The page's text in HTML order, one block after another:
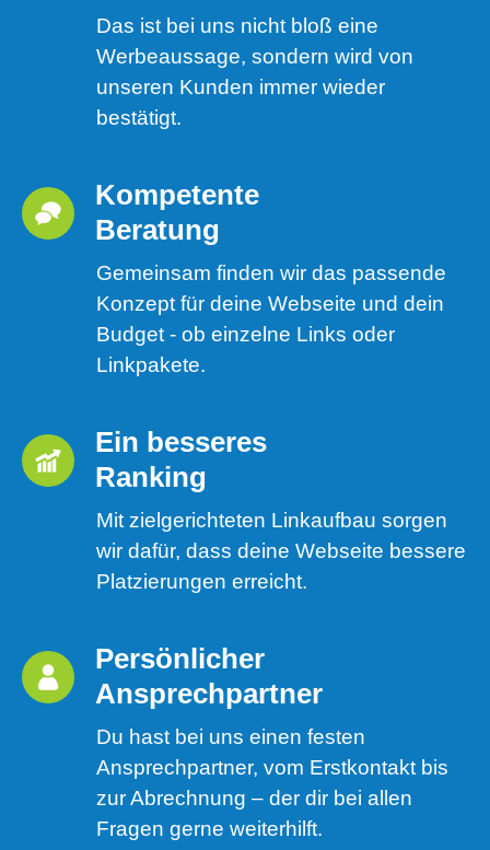
Das ist bei uns nicht bloß eine
Werbeaussage, sondern wird von
unseren Kunden immer wieder
bestätigt.
Kompetente
Beratung
Gemeinsam finden wir das passende
Konzept für deine Webseite und dein
Budget - ob einzelne Links oder
Linkpakete.
Ein besseres
Ranking
Mit zielgerichteten Linkaufbau sorgen
wir dafür, dass deine Webseite bessere
Platzierungen erreicht.
Persönlicher
Ansprechpartner
Du hast bei uns einen festen
Ansprechpartner, vom Erstkontakt bis
zur Abrechnung – der dir bei allen
Fragen gerne weiterhilft.